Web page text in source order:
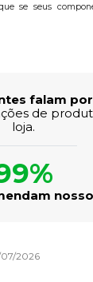
se seus
falam
de
loja.
2026